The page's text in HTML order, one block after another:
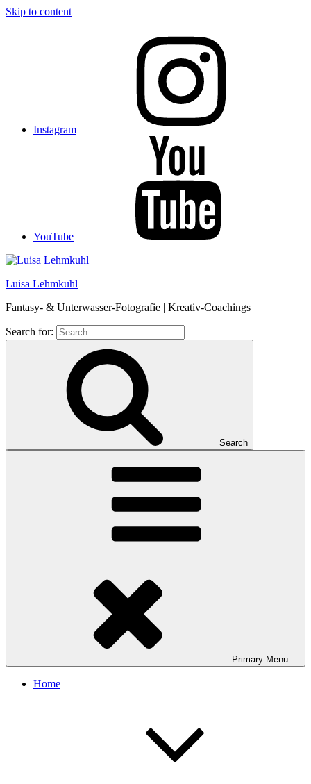
Skip to content
Instagram
YouTube
Luisa Lehmkuhl
Fantasy- & Unterwasser-Fotografie | Kreativ-Coachings
Search for:
Search
Primary Menu
Home